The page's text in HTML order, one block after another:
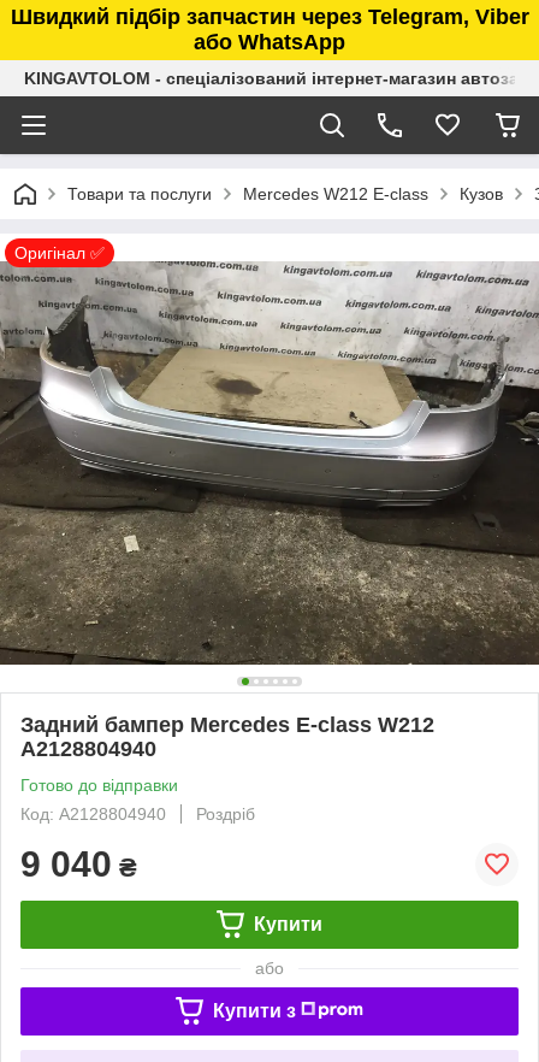
Швидкий підбір запчастин через Telegram, Viber
або WhatsApp
KINGAVTOLOM - спеціалізований інтернет-магазин
Товари та послуги Mercedes W212 E-class Кузов
Оригінал ✅
Задний бампер Mercedes E-class W212
A2128804940
Готово до відправки
Код: A2128804940
Роздріб
9 040 ₴
Купити
або
Купити з